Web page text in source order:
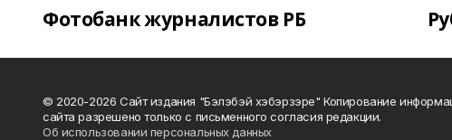
Фотобанк журналистов РБ
© 2020-2026 Сайт издания "Бэлэбэй хэбэрзэре" Копирование
сайта разрешено только с письменного согласия редакции.
Об использовании персональных данных